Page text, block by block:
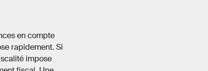
en compte
rapidement. Si
impose